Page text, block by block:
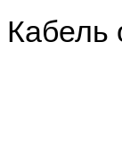
Кабель